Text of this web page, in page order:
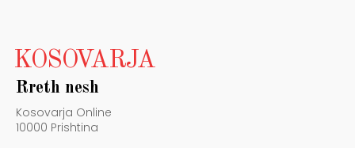
KOSOVARJA
Rreth nesh
Kosovarja Online
10000 Prishtina